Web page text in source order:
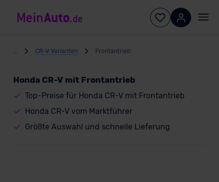
CR-V Varianten Frontantrieb
Honda CR-V mit Frontantrieb
Top-Preise für Honda CR-V mit Frontantrieb
Honda CR-V vom Marktführer
Größte Auswahl und schnelle Lieferung